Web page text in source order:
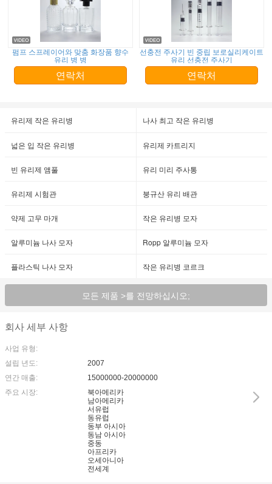
펌프 스프레이어와 맞춤 화장품 향수
유리 병 병
연락처
선충전 주사기 빈 중립 보로실리케이트
유리 선충전 주사기
연락처
유리제 작은 유리병 나사 최고 작은 유리병
넓은 입 작은 유리병 유리제 카트리지
빈 유리제 앰풀 유리 미리 주사통
유리제 시험관 붕규산 유리 배관
약제 고무 마개 작은 유리병 모자
알루미늄 나사 모자 Ropp 알루미늄 모자
플라스틱 나사 모자 작은 유리병 코르크
모든 제품 >를 전망하십시오;
회사 세부 사항
사업 유형:
설립 년도:
2007
연간 매출:
15000000-20000000
주요 시장:
북아메리카
남아메리카
서유럽
동유럽
동부 아시아
동남 아시아
중동
아프리카
오세아니아
전세계